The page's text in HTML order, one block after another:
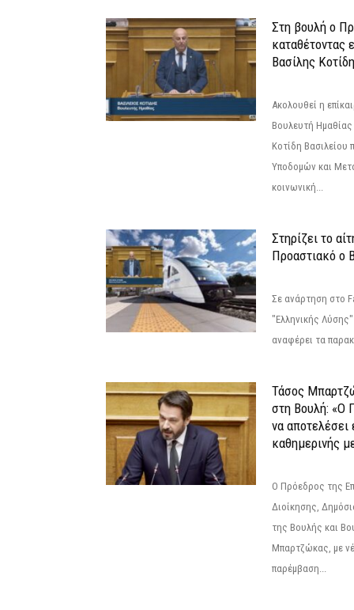
Στη βουλή ο
καταθέτοντας
Βασίλης
Ακολουθεί η
Βουλευτή
Κοτίδη Βασιλείου
Υποδομών και
κοινωνική...
Στηρίζει το
Προαστιακό ο
Σε ανάρτηση στο
"Ελληνικής
αναφέρει τα
Τάσος
στη Βουλή: «Ο
να αποτελέσει
καθημερινής
Ο Πρόεδρος της
Διοίκησης,
της Βουλής και
Μπαρτζώκας, με
παρέμβαση...